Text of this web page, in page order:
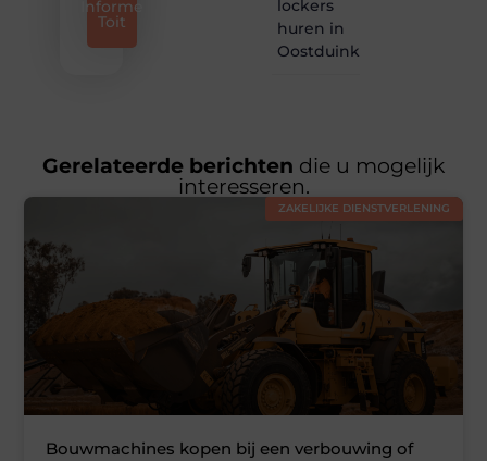
Informe
Toit
lockers
huren in
Oostduinkerke
Gerelateerde berichten die u mogelijk
interesseren.
ZAKELIJKE DIENSTVERLENING
Bouwmachines kopen bij een verbouwing of